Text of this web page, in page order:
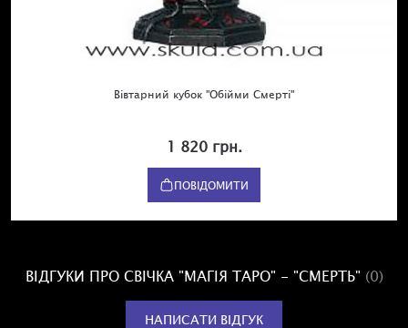
Вівтарний кубок "Обійми Смерті"
1 820 грн.
ПОВІДОМИТИ
ВІДГУКИ ПРО СВІЧКА "МАГІЯ ТАРО" - "СМЕРТЬ" (0)
НАПИСАТИ ВІДГУК